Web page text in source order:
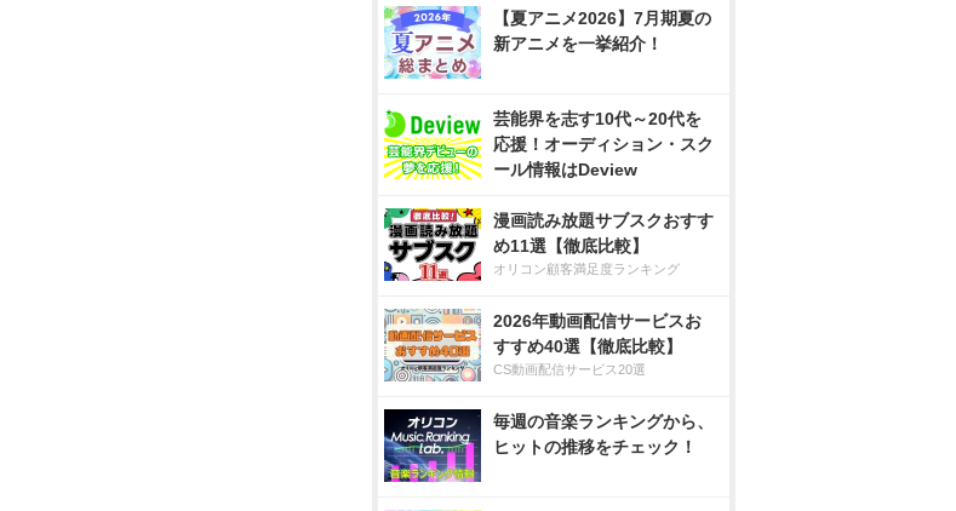
【夏アニメ2026】7月期夏の
新アニメを一挙紹介！
芸能界を志す10代～20代を
応援！オーディション・スク
ール情報はDeview
漫画読み放題サブスクおすす
め11選【徹底比較】
オリコン顧客満足度ランキング
2026年動画配信サービスお
すすめ40選【徹底比較】
CS動画配信サービス20選
毎週の音楽ランキングから、
ヒットの推移をチェック！